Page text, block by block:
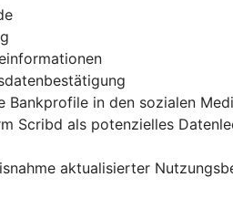
Bankprofile in den sozialen
Scribd als potenzielles
aktualisierter